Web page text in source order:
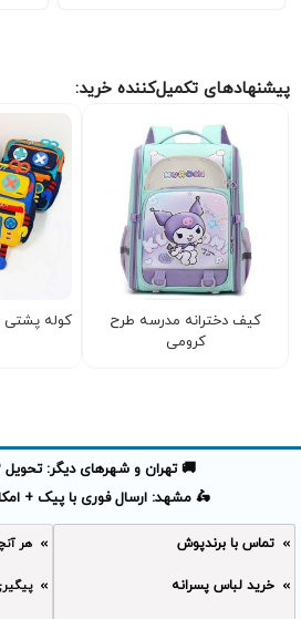
پیشنهادهای تکمیل‌کننده خرید:
کیف دخترانه مدرسه طرح
کرومی
کوله پشتی
🚚 تهران و شهرهای دیگر: تحویل 3 تا 4 روز کاری
🛵 مشهد: ارسال فوری با پیک +
تماس با برندپوش
خرید لباس پسرانه
هر